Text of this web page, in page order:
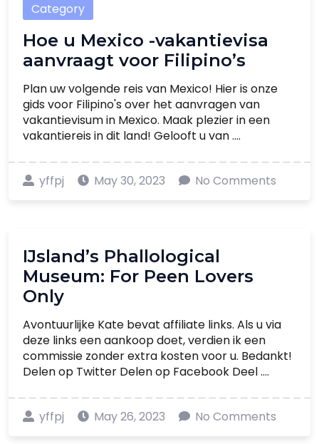
Category
Hoe u Mexico -vakantievisa
aanvraagt ​​voor Filipino’s
Plan uw volgende reis van Mexico! Hier is onze
gids voor Filipino's over het aanvragen van
vakantievisum in Mexico. Maak plezier in een
vakantiereis in dit land! Gelooft u van ....
yffpj May 30, 2023 No Comments
IJsland’s Phallological
Museum: For Peen Lovers
Only
Avontuurlijke Kate bevat affiliate links. Als u via
deze links een aankoop doet, verdien ik een
commissie zonder extra kosten voor u. Bedankt!
Delen op Twitter Delen op Facebook Deel ....
yffpj May 26, 2023 No Comments